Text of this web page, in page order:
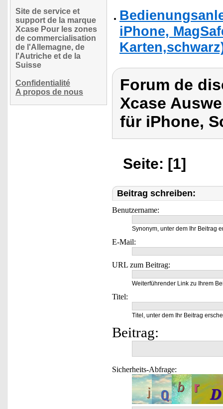
Site de service et
support de la marque
Xcase Pour les zones
de commercialisation
de l'Allemagne, de
l'Autriche et de la
Suisse
Confidentialité
A propos de nous
iPhone,
Forum de
Xcase
für iPhone,
Seite: [1]
Beitrag schreiben:
Benutzername:
Synonym, unter dem Ihr Beitrag
E-Mail:
URL zum Beitrag:
Weiterführender Link zu Ihrem
Titel:
Titel, unter dem Ihr Beitrag
Beitrag:
Sicherheits-Abfrage: